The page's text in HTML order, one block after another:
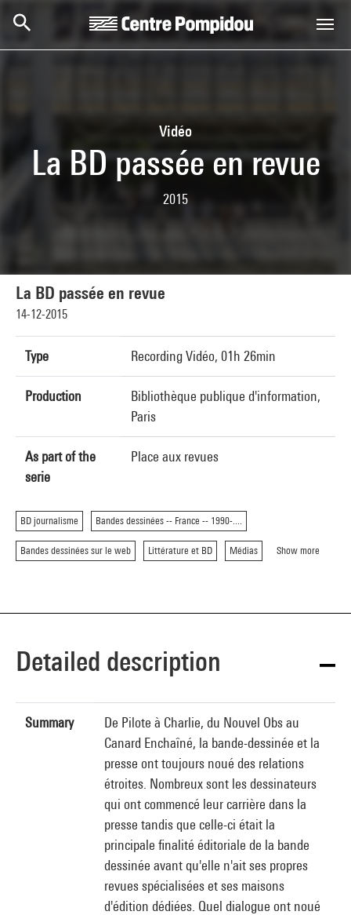
Vidéo
La BD passée en revue
2015
La BD passée en revue
14-12-2015
Type Recording Vidéo, 01h 26min
Production
Bibliothèque publique d'information,
Paris
As part of the
serie
Place aux revues
BD journalisme Bandes dessinées -- France -- 1990-....
Bandes dessinées sur le web Littérature et BD Médias Show more
Detailed description
Summary
De Pilote à Charlie, du Nouvel Obs au
Canard Enchaîné, la bande-dessinée et la
presse ont toujours noué des relations
étroites. Nombreux sont les dessinateurs
qui ont commencé leur carrière dans la
presse tandis que celle-ci était la
principale finalité éditoriale de la bande
dessinée avant qu'elle n'ait ses propres
revues spécialisées et ses maisons
d'édition dédiées. Quel dialogue ont noué